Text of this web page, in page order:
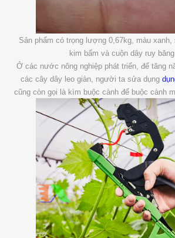
Sản phẩm có trọng lượng 0,67kg, màu
kim bấm và cuộn dây ruy băng
Ở các nước nông nghiệp phát triển, để tăng
các cây dây leo giàn, người ta sửa dụng
cũng còn gọi là kìm buộc cành để buộc cành